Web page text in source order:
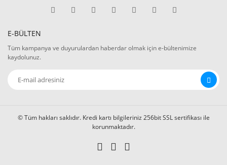
E-BÜLTEN
Tüm kampanya ve duyurulardan haberdar olmak için e-bültenimize
kaydolunuz.
© Tüm hakları saklıdır. Kredi kartı bilgileriniz 256bit SSL sertifikası ile
korunmaktadır.